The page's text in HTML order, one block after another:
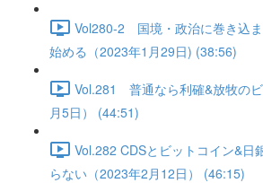
Vol280-2 国境・政治に巻き込
始める（2023年1月29日) (38:56)
Vol.281 普通なら利確&放牧の
月5日） (44:51)
Vol.282 CDSとビットコイン&日
らない（2023年2月12日） (46:15)